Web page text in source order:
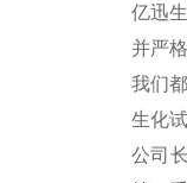
亿迅
并严
我们
生化
公司